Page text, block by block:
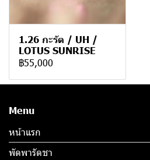
1.26 กะรัต / UH /
LOTUS SUNRISE
฿55,000
Menu
หน้าแรก
พัดพารัดชา